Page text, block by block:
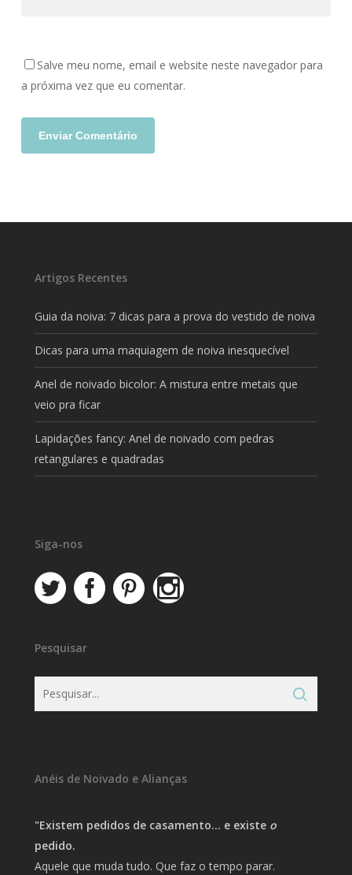
Salve meu nome, email e website neste navegador para
a próxima vez que eu comentar.
Artigos Recentes
Guia da noiva: 7 dicas para a prova do vestido de noiva
Dicas para uma maquiagem de noiva inesquecível
Anel de noivado bicolor: A mistura entre metais que
veio pra ficar
Lapidações fancy: Anel de noivado com pedras
retangulares e quadradas
Siga-nos
Pesquisar
Anéis de Noivado e Alianças
"Existem pedidos de casamento… e existe o
pedido.
Aquele que muda tudo. Que faz o tempo parar.